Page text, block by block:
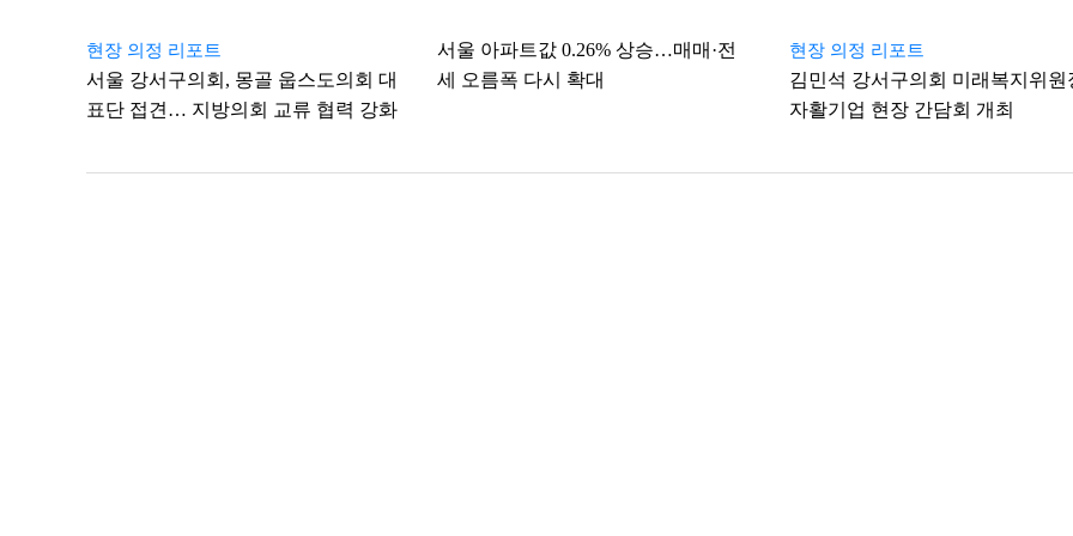
현장 의정 리포트
서울 강서구의회, 몽골 웁스도의회 대
표단 접견… 지방의회 교류 협력 강화
서울 아파트값 0.26% 상승…매매·전
세 오름폭 다시 확대
현장 의정 리포트
김민석 강서구의회 미래복지위원
자활기업 현장 간담회 개최